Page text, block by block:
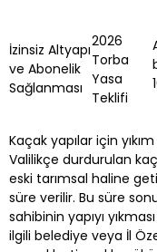
İzinsiz Altyapı
ve Abonelik
Sağlanması
2026
Torba
Yasa
Teklifi
Kaçak yapılar için
Valilikçe durdurulan
eski tarımsal haline
süre verilir. Bu süre
sahibinin yapıyı
ilgili belediye veya İl